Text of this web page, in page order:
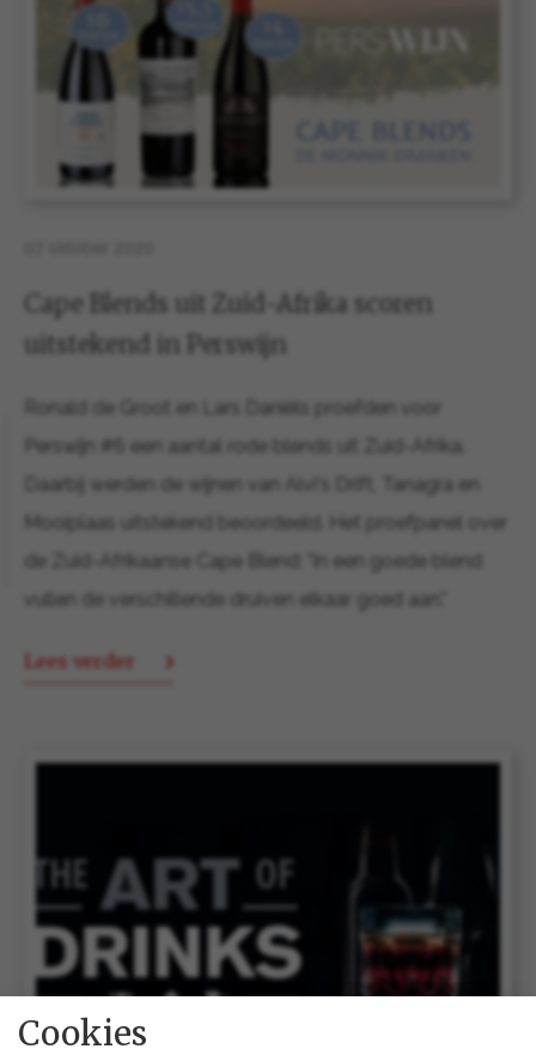
Cape Blends uit Zuid-Afrika scoren
uitstekend in Perswijn
Ronald de Groot en Lars Daniëls proefden voor
Perswijn #6 een aantal rode blends uit Zuid-Afrika.
Daarbij werden de wijnen van Alvi's Drift, Tanagra en
Mooiplaas uitstekend beoordeeld. Het proefpanel over
de Zuid-Afrikaanse Cape Blend; "In een goede blend
vullen de verschillende druiven elkaar goed aan."
Lees verder
Cookies